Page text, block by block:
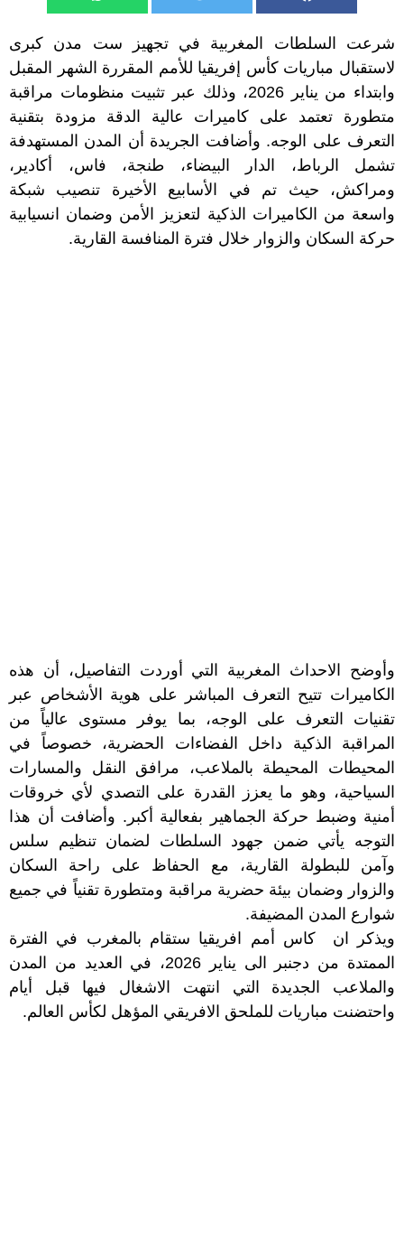
شرعت السلطات المغربية في تجهيز ست مدن كبرى
لاستقبال مباريات كأس إفريقيا للأمم المقررة الشهر المقبل
وابتداء من يناير 2026، وذلك عبر تثبيت منظومات مراقبة
متطورة تعتمد على كاميرات عالية الدقة مزودة بتقنية
التعرف على الوجه. وأضافت الجريدة أن المدن المستهدفة
تشمل الرباط، الدار البيضاء، طنجة، فاس، أكادير،
ومراكش، حيث تم في الأسابيع الأخيرة تنصيب شبكة
واسعة من الكاميرات الذكية لتعزيز الأمن وضمان انسيابية
حركة السكان والزوار خلال فترة المنافسة القارية.
وأوضح الاحداث المغربية التي أوردت التفاصيل، أن هذه
الكاميرات تتيح التعرف المباشر على هوية الأشخاص عبر
تقنيات التعرف على الوجه، بما يوفر مستوى عالياً من
المراقبة الذكية داخل الفضاءات الحضرية، خصوصاً في
المحيطات المحيطة بالملاعب، مرافق النقل والمسارات
السياحية، وهو ما يعزز القدرة على التصدي لأي خروقات
أمنية وضبط حركة الجماهير بفعالية أكبر. وأضافت أن هذا
التوجه يأتي ضمن جهود السلطات لضمان تنظيم سلس
وآمن للبطولة القارية، مع الحفاظ على راحة السكان
والزوار وضمان بيئة حضرية مراقبة ومتطورة تقنياً في جميع
شوارع المدن المضيفة.
ويذكر ان كاس أمم افريقيا ستقام بالمغرب في الفترة
الممتدة من دجنبر الى يناير 2026، في العديد من المدن
والملاعب الجديدة التي انتهت الاشغال فيها قبل أيام
واحتضنت مباريات للملحق الافريقي المؤهل لكأس العالم.